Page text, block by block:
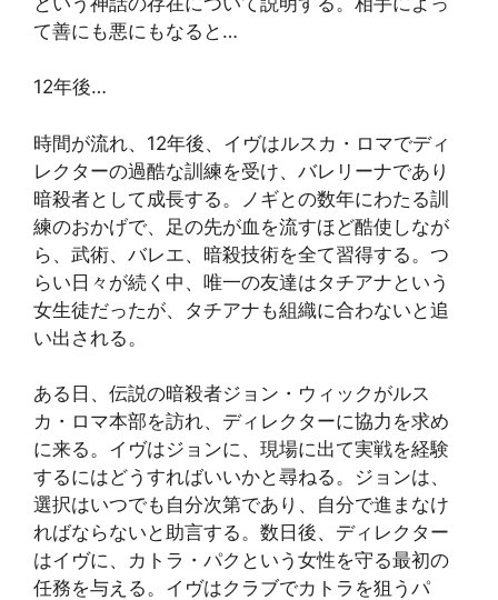
て善にも悪にもなると…
12年後…
時間が流れ、12年後、イヴはルスカ・ロマでディ
レクターの過酷な訓練を受け、バレリーナであり
暗殺者として成長する。ノギとの数年にわたる訓
練のおかげで、足の先が血を流すほど酷使しなが
ら、武術、バレエ、暗殺技術を全て習得する。つ
らい日々が続く中、唯一の友達はタチアナという
女生徒だったが、タチアナも組織に合わないと追
い出される。
ある日、伝説の暗殺者ジョン・ウィックがルス
カ・ロマ本部を訪れ、ディレクターに協力を求め
に来る。イヴはジョンに、現場に出て実戦を経験
するにはどうすればいいかと尋ねる。ジョンは、
選択はいつでも自分次第であり、自分で進まなけ
ればならないと助言する。数日後、ディレクター
はイヴに、カトラ・パクという女性を守る最初の
任務を与える。イヴはクラブでカトラを狙うパ